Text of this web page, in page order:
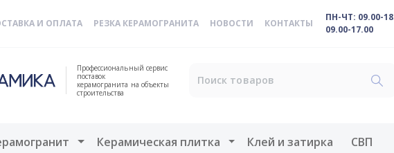
И ОПЛАТА РЕЗКА КЕРАМОГРАНИТА НОВОСТИ КОНТАКТЫ
ПН-ЧТ: 09.00-
09.00-17.00
Профессиональный сервис
поставок
керамогранита на объекты
строительства
Открыть меню
Керамическая плитка Открыть меню
Клей и затирка СВП